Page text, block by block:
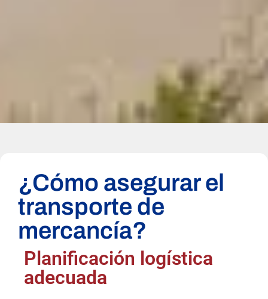
¿Cómo asegurar el
transporte de
mercancía?
Planificación logística
adecuada